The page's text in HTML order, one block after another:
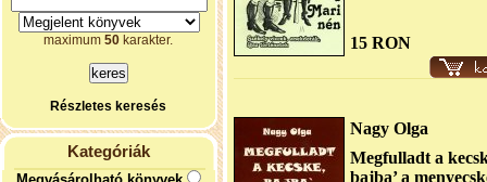
maximum50 karakter.
Részletes keresés
Kategóriák
15 RON
Nagy Olga
Megfulladt a
bajba’ a